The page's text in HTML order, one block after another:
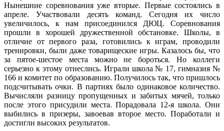
Нынешние соревнования уже вторые. Первые состоялись в
апреле. Участвовали десять команд. Сегодня их число
увеличилось, к нам присоединился ДЮЦ. Соревнования
прошли в хорошей дружественной обстановке. Школы, в
отличие от первого раза, готовились к играм, проводили
тренировки, были даже товарищеские игры. Казалось бы, что
за пятое-шестое места можно не бороться. Но коллеги
серьезно к этому отнеслись. Играли школа № 17, гимназия №
166 и комитет по образованию. Получилось так, что пришлось
подсчитывать очки. В партиях было одинаковое количество.
Вычисляли разницу пропущенных и забитых мячей, только
после этого присудили места. Порадовала 12-я школа. Они
выбились в призеры, завоевав второе место. Поработали и
достигли высоких результатов.